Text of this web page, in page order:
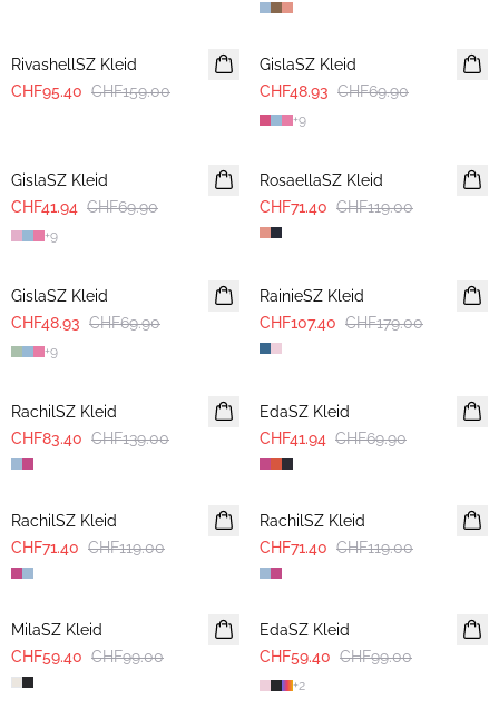
RivashellSZ Kleid
CHF95.40 CHF159.00
30%
GislaSZ Kleid
CHF48.93 CHF69.90
+9
GislaSZ Kleid
CHF41.94 CHF69.90
+9
RosaellaSZ Kleid
CHF71.40 CHF119.00
GislaSZ Kleid
CHF48.93 CHF69.90
+9
RainieSZ Kleid
CHF107.40 CHF179.00
RachilSZ Kleid
CHF83.40 CHF139.00
EdaSZ Kleid
CHF41.94 CHF69.90
-40%
RachilSZ Kleid
CHF71.40 CHF119.00
-40%
RachilSZ Kleid
CHF71.40 CHF119.00
-40%
MilaSZ Kleid
CHF59.40 CHF99.00
-40%
EdaSZ Kleid
CHF59.40 CHF99.00
+2